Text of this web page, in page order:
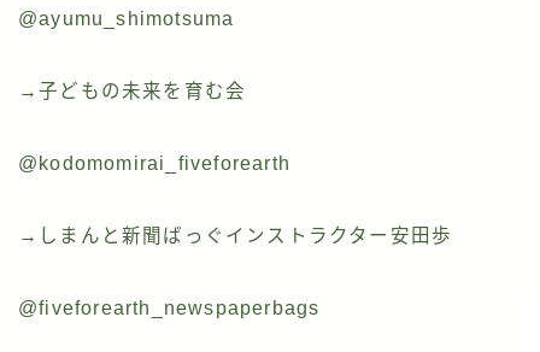
@ayumu_shimotsuma
→子どもの未来を育む会
@kodomomirai_fiveforearth
→しまんと新聞ばっぐインストラクター安田歩
@fiveforearth_newspaperbags